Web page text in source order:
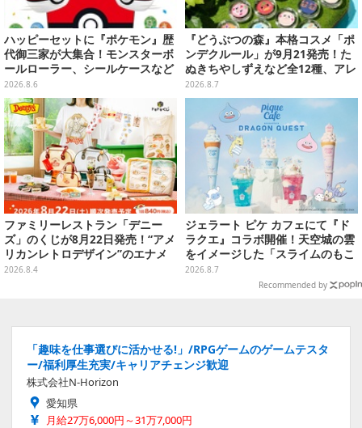
ハッピーセットに『ポケモン』歴
代御三家が大集合！モンスターボ
ールローラー、シールケースなど
全12種
2026.8.6
『どうぶつの森』本格コスメ「ポ
ンデクルール」が9月21発売！た
ぬきちやしずえなど全12種、アレ
ンジできるリアクションシールも
付属
2026.8.7
ファミリーレストラン「デニー
ズ」のくじが8月22日発売！“アメ
リカンレトロデザイン”のエナメ
ルバッグやTシャツなど、日常使
2026.8.4
ジェラート ピケ カフェにて『ド
ラクエ』コラボ開催！天空城の雲
をイメージした「スライムのもこ
もこ天空クレープ」などを提供
2026.8.7
Recommended by
「趣味を仕事選びに活かせる!」/RPGゲームのゲームテスタ
ー/福利厚生充実/キャリアチェンジ歓迎
株式会社N-Horizon
愛知県
月給27万6,000円～31万7,000円